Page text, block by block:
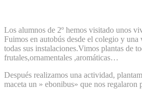
Los alumnos de 2º hemos visitado unos
Fuimos en autobús desde el colegio y una
todas sus instalaciones.Vimos plantas de
frutales,ornamentales ,aromáticas…
Después realizamos una actividad,
maceta un » ebonibus» que nos regalaron